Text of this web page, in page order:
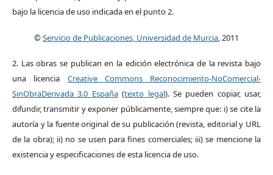
bajo la licencia de uso indicada en el punto 2.
©Servicio de Publicaciones, Universidad de Murcia, 2011
2. Las obras se publican en la edición electrónica de la revista bajo
una licencia Creative Commons Reconocimiento-NoComercial-
SinObraDerivada 3.0 España(texto legal). Se pueden copiar, usar,
difundir, transmitir y exponer públicamente, siempre que: i) se cite la
autoría y la fuente original de su publicación (revista, editorial y URL
de la obra); ii) no se usen para fines comerciales; iii) se mencione la
existencia y especificaciones de esta licencia de uso.